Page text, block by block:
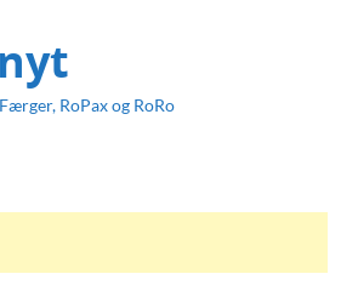
RoPax og RoRo